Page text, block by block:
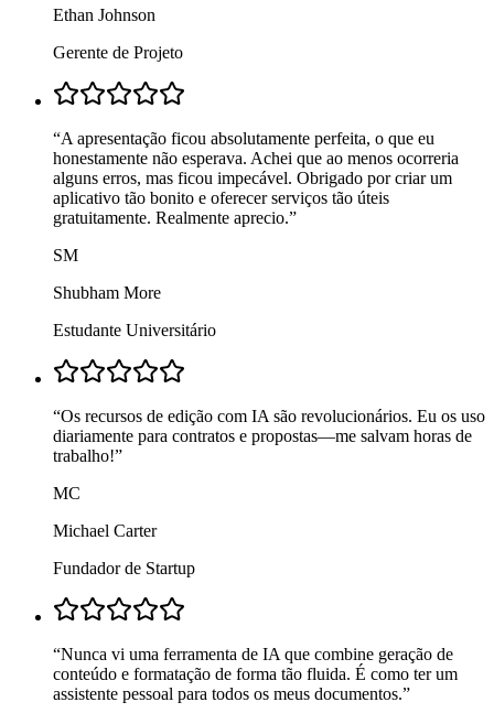
Ethan Johnson
Gerente de Projeto
“A apresentação ficou absolutamente perfeita, o que eu
honestamente não esperava. Achei que ao menos ocorreria
alguns erros, mas ficou impecável. Obrigado por criar um
aplicativo tão bonito e oferecer serviços tão úteis
gratuitamente. Realmente aprecio.”
SM
Shubham More
Estudante Universitário
“Os recursos de edição com IA são revolucionários. Eu os uso
diariamente para contratos e propostas—me salvam horas de
trabalho!”
MC
Michael Carter
Fundador de Startup
“Nunca vi uma ferramenta de IA que combine geração de
conteúdo e formatação de forma tão fluida. É como ter um
assistente pessoal para todos os meus documentos.”